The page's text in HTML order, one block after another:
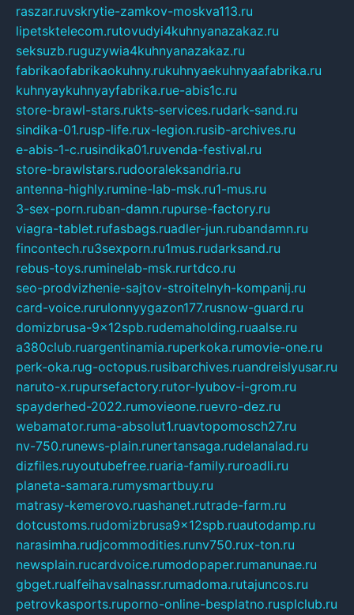
raszar.ruvskrytie-zamkov-moskva113.ru
lipetsktelecom.rutovudyi4kuhnyanazakaz.ru
seksuzb.ruguzywia4kuhnyanazakaz.ru
fabrikaofabrikaokuhny.rukuhnyaekuhnyaafabrika.ru
kuhnyaykuhnyayfabrika.rue-abis1c.ru
store-brawl-stars.rukts-services.rudark-sand.ru
sindika-01.rusp-life.rux-legion.rusib-archives.ru
e-abis-1-c.rusindika01.ruvenda-festival.ru
store-brawlstars.rudooraleksandria.ru
antenna-highly.rumine-lab-msk.ru1-mus.ru
3-sex-porn.ruban-damn.rupurse-factory.ru
viagra-tablet.rufasbags.ruadler-jun.rubandamn.ru
fincontech.ru3sexporn.ru1mus.rudarksand.ru
rebus-toys.ruminelab-msk.rurtdco.ru
seo-prodvizhenie-sajtov-stroitelnyh-kompanij.ru
card-voice.rurulonnyygazon177.rusnow-guard.ru
domizbrusa-9x12spb.rudemaholding.ruaalse.ru
a380club.ruargentinamia.ruperkoka.rumovie-one.ru
perk-oka.rug-octopus.rusibarchives.ruandreislyusar.ru
naruto-x.rupursefactory.rutor-lyubov-i-grom.ru
spayderhed-2022.rumovieone.ruevro-dez.ru
webamator.ruma-absolut1.ruavtopomosch27.ru
nv-750.runews-plain.runertansaga.rudelanalad.ru
dizfiles.ruyoutubefree.ruaria-family.ruroadli.ru
planeta-samara.rumysmartbuy.ru
matrasy-kemerovo.ruashanet.rutrade-farm.ru
dotcustoms.rudomizbrusa9x12spb.ruautodamp.ru
narasimha.rudjcommodities.runv750.rux-ton.ru
newsplain.rucardvoice.rumodopaper.rumanunae.ru
gbget.rualfeihavsalnassr.rumadoma.rutajuncos.ru
petrovkasports.ruporno-online-besplatno.rusplclub.ru